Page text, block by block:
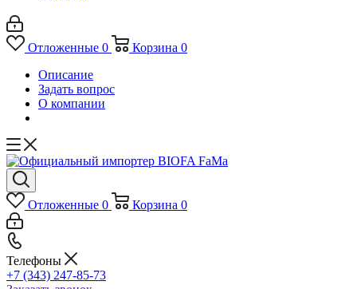
Отложенные 0 Корзина 0
Описание
Задать вопрос
О компании
Отложенные 0 Корзина 0
Телефоны
+7 (343) 247-85-73